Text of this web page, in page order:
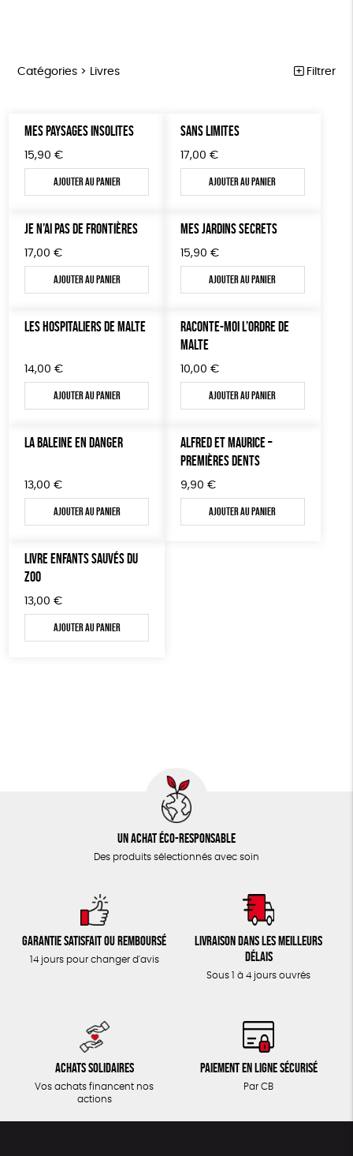
Catégories > Livres Filtrer
MAISON
ÉPICERIE
PAPETERIE
Par défaut
Popularité
Nouveauté
Prix : du - cher au + cher
Tous
0 € - 50 €
100 € - 150 €
Plus de 200€
Couleur
Mots clés
Fabriqué en France Agriculture Biologique
Fairtrade Biodégradable
Fabriqué en Espagne Textile Bio ESAT
MES PAYSAGES INSOLITES
15,90 €
Ajouter au panier
SANS LIMITES
17,00 €
Ajouter au panier
JE N’AI PAS DE FRONTIÈRES
17,00 €
Ajouter au panier
MES JARDINS SECRETS
15,90 €
Ajouter au panier
LES HOSPITALIERS DE MALTE
14,00 €
Ajouter au panier
RACONTE-MOI L’ORDRE DE
MALTE
10,00 €
Ajouter au panier
LA BALEINE EN DANGER
13,00 €
Ajouter au panier
ALFRED ET MAURICE –
PREMIÈRES DENTS
9,90 €
Ajouter au panier
LIVRE ENFANTS SAUVÉS DU
ZOO
13,00 €
Ajouter au panier
Un achat éco-responsable
Des produits sélectionnés avec soin
Garantie satisfait ou remboursé
14 jours pour changer d'avis
Livraison dans les meilleurs
délais
Sous 1 à 4 jours ouvrés
Achats solidaires
Vos achats financent nos
actions
Paiement en ligne sécurisé
Par CB